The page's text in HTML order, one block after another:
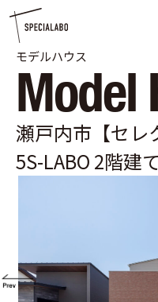
モデルハウス
Model
瀬戸内市【セレ
5S-LABO 2階建